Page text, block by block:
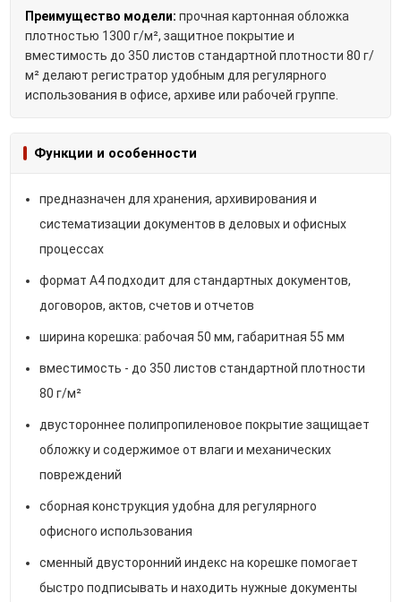
Преимущество модели: прочная картонная обложка
плотностью 1300 г/м², защитное покрытие и
вместимость до 350 листов стандартной плотности 80 г/
м² делают регистратор удобным для регулярного
использования в офисе, архиве или рабочей группе.
Функции и особенности
предназначен для хранения, архивирования и
систематизации документов в деловых и офисных
процессах
формат A4 подходит для стандартных документов,
договоров, актов, счетов и отчетов
ширина корешка: рабочая 50 мм, габаритная 55 мм
вместимость - до 350 листов стандартной плотности
80 г/м²
двустороннее полипропиленовое покрытие защищает
обложку и содержимое от влаги и механических
повреждений
сборная конструкция удобна для регулярного
офисного использования
сменный двусторонний индекс на корешке помогает
быстро подписывать и находить нужные документы